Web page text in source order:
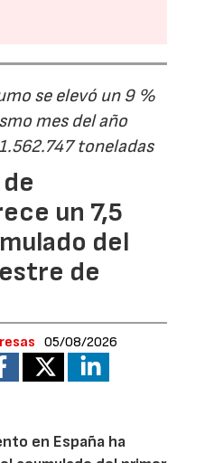
se elevó un 9 %
mes del año
toneladas
un 7,5
del
de
05/08/2026
en España ha